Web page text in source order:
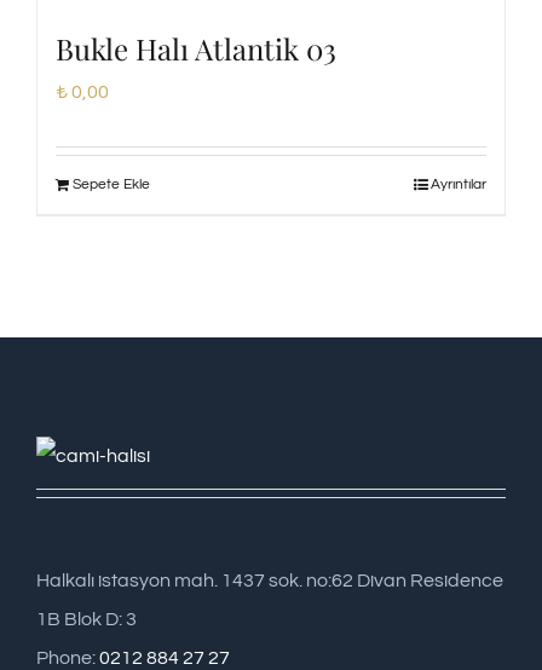
Bukle Halı Atlantik 03
₺0,00
Sepete Ekle Ayrıntılar
Halkalı istasyon mah. 1437 sok. no:62 Divan Residence
1B Blok D: 3
Phone:0212 884 27 27